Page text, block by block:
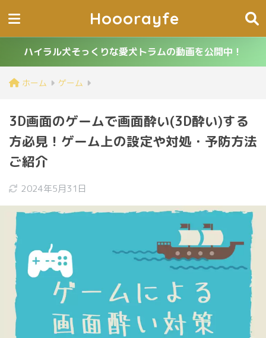
Hooorayfe
ハイラル犬そっくりな愛犬トラムの動画を公開中！
ホーム ゲーム
3D画面のゲームで画面酔い(3D酔い)する
方必見！ゲーム上の設定や対処・予防方法
ご紹介
2024年5月31日